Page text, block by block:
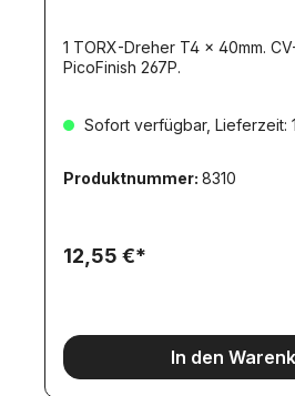
1 TORX-Dreher T4 x 40mm.
PicoFinish 267P.
Sofort verfügbar, Lieferzeit:
Produktnummer: 8310
12,55 €*
In den